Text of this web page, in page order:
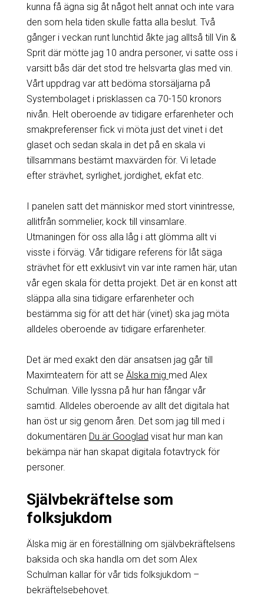
kunna få ägna sig åt något helt annat och inte vara
den som hela tiden skulle fatta alla beslut. Två
gånger i veckan runt lunchtid åkte jag alltså till Vin &
Sprit där mötte jag 10 andra personer, vi satte oss i
varsitt bås där det stod tre helsvarta glas med vin.
Vårt uppdrag var att bedöma storsäljarna på
Systembolaget i prisklassen ca 70-150 kronors
nivån. Helt oberoende av tidigare erfarenheter och
smakpreferenser fick vi möta just det vinet i det
glaset och sedan skala in det på en skala vi
tillsammans bestämt maxvärden för. Vi letade
efter strävhet, syrlighet, jordighet, ekfat etc.
I panelen satt det människor med stort vinintresse,
allitfrån sommelier, kock till vinsamlare.
Utmaningen för oss alla låg i att glömma allt vi
visste i förväg. Vår tidigare referens för låt säga
strävhet för ett exklusivt vin var inte ramen här, utan
vår egen skala för detta projekt. Det är en konst att
släppa alla sina tidigare erfarenheter och
bestämma sig för att det här (vinet) ska jag möta
alldeles oberoende av tidigare erfarenheter.
Det är med exakt den där ansatsen jag går till
Maximteatern för att se Älska mig med Alex
Schulman. Ville lyssna på hur han fångar vår
samtid. Alldeles oberoende av allt det digitala hat
han öst ur sig genom åren. Det som jag till med i
dokumentären Du är Googlad visat hur man kan
bekämpa när han skapat digitala fotavtryck för
personer.
Självbekräftelse som
folksjukdom
Älska mig är en föreställning om självbekräftelsens
baksida och ska handla om det som Alex
Schulman kallar för vår tids folksjukdom –
bekräftelsebehovet.